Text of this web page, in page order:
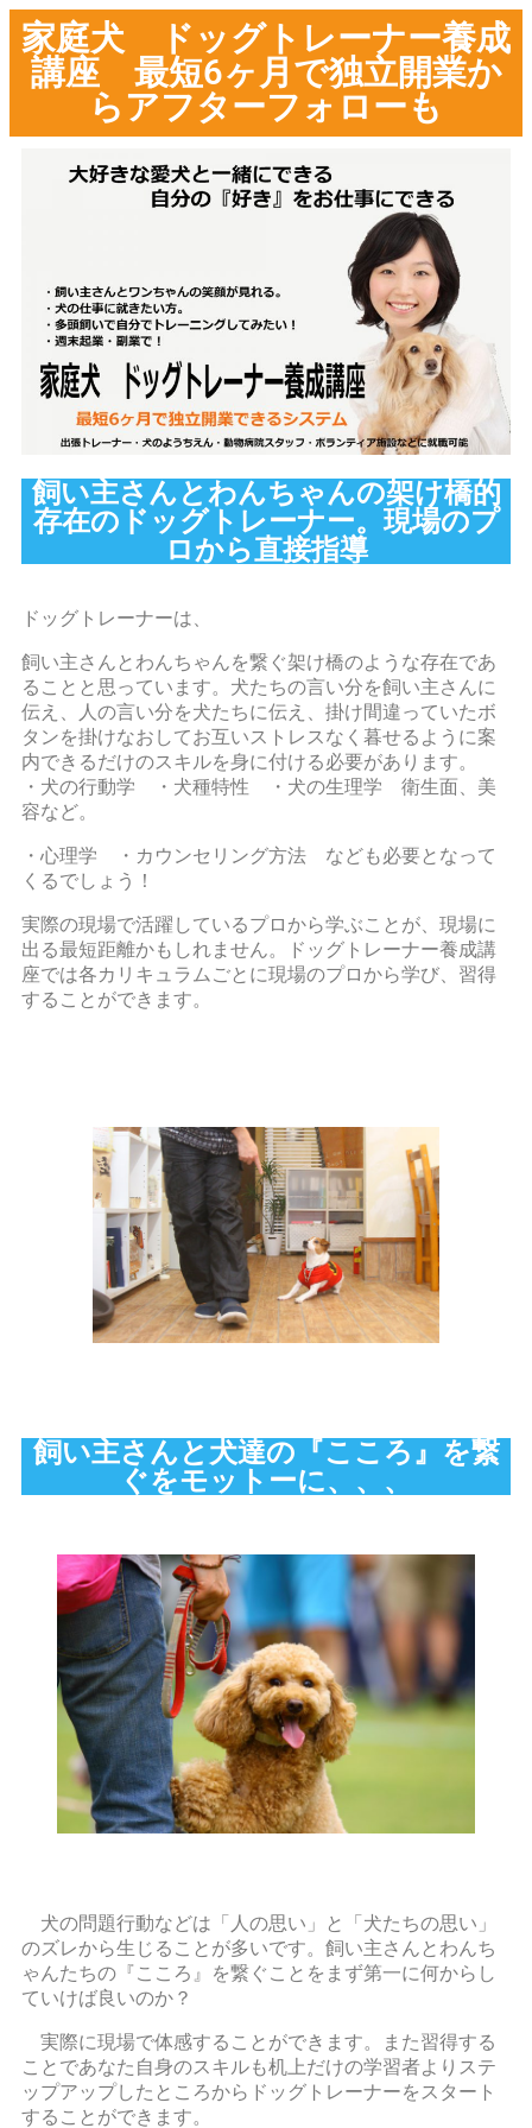
家庭犬 ドッグトレーナー養成
講座 最短6ヶ月で独立開業か
らアフターフォローも
飼い主さんとわんちゃんの架け橋的
存在のドッグトレーナー。現場のプ
ロから直接指導
ドッグトレーナーは、
飼い主さんとわんちゃんを繋ぐ架け橋のような存在であ
ることと思っています。犬たちの言い分を飼い主さんに
伝え、人の言い分を犬たちに伝え、掛け間違っていたボ
タンを掛けなおしてお互いストレスなく暮せるように案
内できるだけのスキルを身に付ける必要があります。
・犬の行動学 ・犬種特性 ・犬の生理学 衛生面、美
容など。
・心理学 ・カウンセリング方法 なども必要となって
くるでしょう！
実際の現場で活躍しているプロから学ぶことが、現場に
出る最短距離かもしれません。ドッグトレーナー養成講
座では各カリキュラムごとに現場のプロから学び、習得
することができます。
飼い主さんと犬達の『こころ』を繋
ぐをモットーに、、、
犬の問題行動などは「人の思い」と「犬たちの思い」
のズレから生じることが多いです。飼い主さんとわんち
ゃんたちの『こころ』を繋ぐことをまず第一に何からし
ていけば良いのか？
実際に現場で体感することができます。また習得する
ことであなた自身のスキルも机上だけの学習者よりステ
ップアップしたところからドッグトレーナーをスタート
することができます。